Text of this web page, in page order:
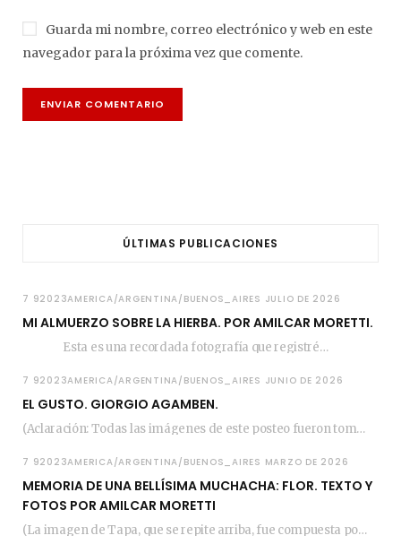
Guarda mi nombre, correo electrónico y web en este
navegador para la próxima vez que comente.
ÚLTIMAS PUBLICACIONES
7 92023AMERICA/ARGENTINA/BUENOS_AIRES JULIO DE 2026
MI ALMUERZO SOBRE LA HIERBA. POR AMILCAR MORETTI.
Esta es una recordada fotografía que registré…
7 92023AMERICA/ARGENTINA/BUENOS_AIRES JUNIO DE 2026
EL GUSTO. GIORGIO AGAMBEN.
(Aclaración: Todas las imágenes de este posteo fueron tomadas de Bloghemia.com, y todos los…
7 92023AMERICA/ARGENTINA/BUENOS_AIRES MARZO DE 2026
MEMORIA DE UNA BELLÍSIMA MUCHACHA: FLOR. TEXTO Y
FOTOS POR AMILCAR MORETTI
(La imagen de Tapa, que se repite arriba, fue compuesta por Amilcar Moretti el viernes…